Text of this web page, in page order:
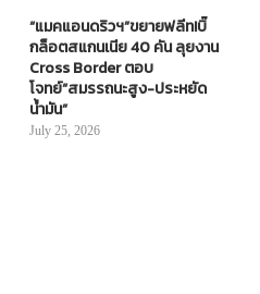
“แมคแอนดริวฯ”ขยายฟลีท!บิ๊
กล็อตสแกนเนีย 40 คัน ลุยงาน
Cross Border ตอบ
โจทย์“สมรรถนะสูง-ประหยัด
น้ำมัน”
July 25, 2026